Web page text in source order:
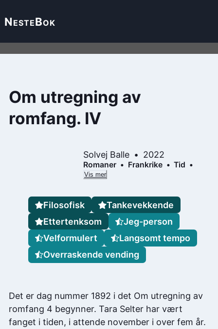
NesteBok
Om utregning av
romfang. IV
Solvej Balle 2022
Romaner Frankrike Tid
Vis mer
Det er dag nummer 1892 i det Om utregning av
romfang 4 begynner. Tara Selter har vært
fanget i tiden, i attende november i over fem år.
Filosofisk
Tankevekkende
Ettertenksom
Jeg-person
Velformulert
Langsomt tempo
Overraskende vending